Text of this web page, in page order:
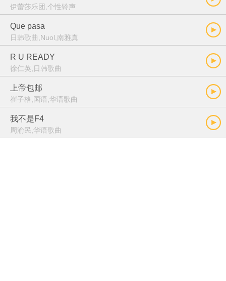
伊蕾莎乐团,个性铃声
Que pasa
日韩歌曲,Nuol,南雅真
R U READY
徐仁英,日韩歌曲
上帝包邮
崔子格,国语,华语歌曲
我不是F4
周渝民,华语歌曲